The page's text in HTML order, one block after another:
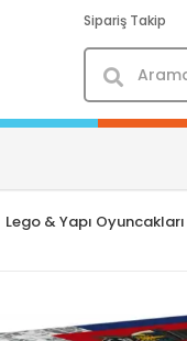
Sipariş Takip
Lego & Yapı Oyuncakları